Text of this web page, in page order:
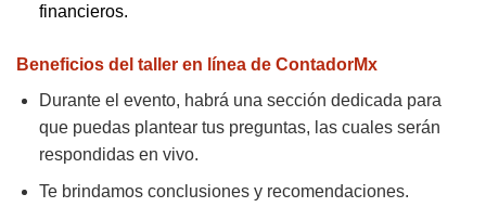
financieros.
Beneficios del taller en línea de ContadorMx
Durante el evento, habrá una sección dedicada para
que puedas plantear tus preguntas, las cuales serán
respondidas en vivo.
Te brindamos conclusiones y recomendaciones.